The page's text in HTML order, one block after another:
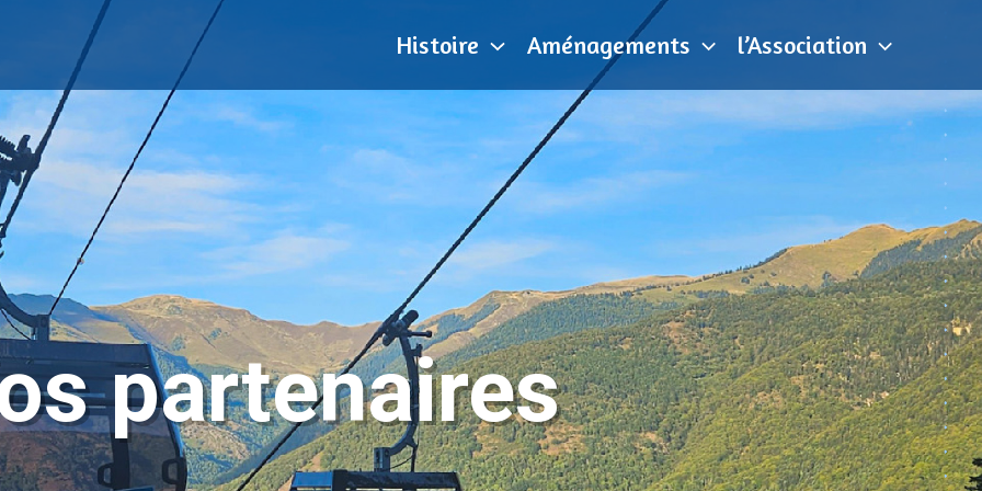
Histoire Aménagements l’Association
partenaires